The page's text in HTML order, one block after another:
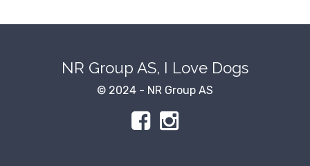
NR Group AS, I Love Dogs
© 2024 - NR Group AS